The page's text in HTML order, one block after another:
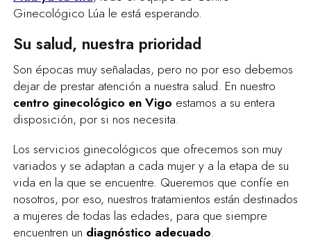
Ginecológico Lúa le está esperando.
Su salud, nuestra prioridad
Son épocas muy señaladas, pero no por eso debemos
dejar de prestar atención a nuestra salud. En nuestro
centro ginecológico en Vigo estamos a su entera
disposición, por si nos necesita.
Los servicios ginecológicos que ofrecemos son muy
variados y se adaptan a cada mujer y a la etapa de su
vida en la que se encuentre. Queremos que confíe en
nosotros, por eso, nuestros tratamientos están destinados
a mujeres de todas las edades, para que siempre
encuentren un diagnóstico adecuado.